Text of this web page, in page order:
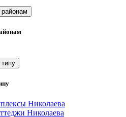
районам
Николаева
Николаева